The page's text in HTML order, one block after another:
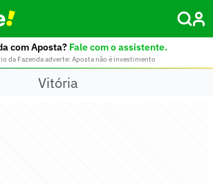
com Aposta? Fale com o assistente.
da Fazenda adverte: Aposta não é investimento
Vitória